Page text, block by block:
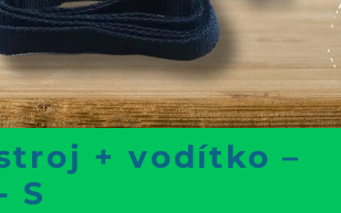
+ vodítko –
S